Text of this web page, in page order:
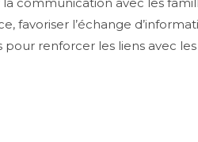
l’échange
renforcer les liens avec